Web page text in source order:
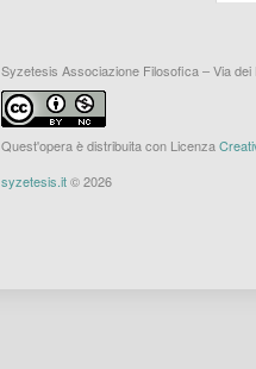
Syzetesis Associazione Filosofica – Via
Quest'opera è distribuita con Licenza
syzetesis.it© 2026